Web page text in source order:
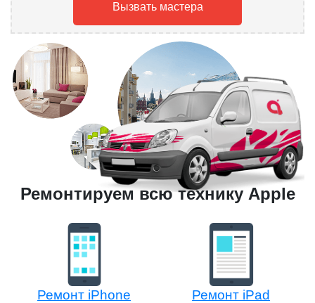
Вызвать мастера
Ремонтируем всю технику Apple
Ремонт iPhone Ремонт iPad